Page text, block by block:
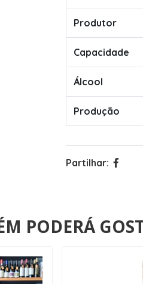
Produtor
Capacidade
Álcool
Produção
Partilhar:
PODERÁ